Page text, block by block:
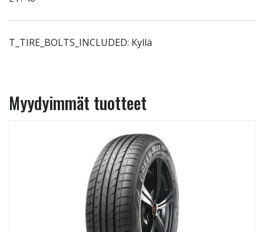
T_TIRE_BOLTS_INCLUDED: Kyllä
Myydyimmät tuotteet